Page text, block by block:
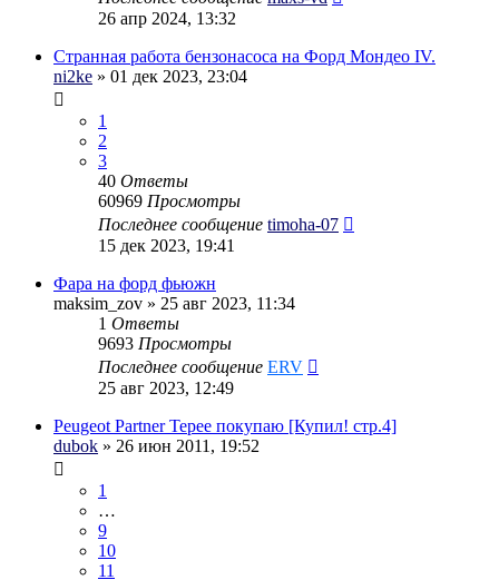
26 апр 2024, 13:32
Странная работа бензонасоса на Форд Мондео IV.
ni2ke » 01 дек 2023, 23:04
1
2
3
40 Ответы
60969 Просмотры
Последнее сообщение timoha-07
15 дек 2023, 19:41
Фара на форд фьюжн
maksim_zov » 25 авг 2023, 11:34
1 Ответы
9693 Просмотры
Последнее сообщение ERV
25 авг 2023, 12:49
Peugeot Partner Tepee покупаю [Купил! стр.4]
dubok » 26 июн 2011, 19:52
1
…
9
10
11